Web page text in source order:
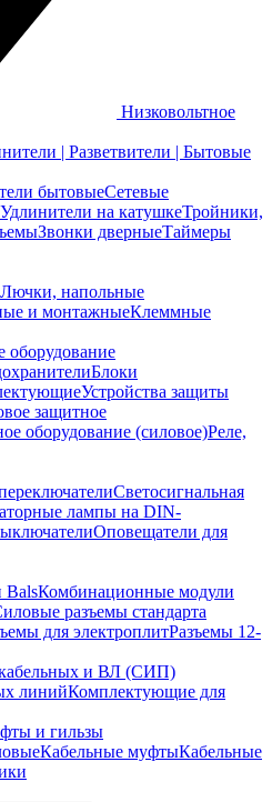
Низковольтное
| Разветвители | Бытовые
бытовыеСетевые
Удлинители на катушкеТройники,
Звонки дверныеТаймеры
Лючки, напольные
и монтажныеКлеммные
оборудование
Блоки
Устройства защиты
защитное
оборудование (силовое)Реле,
Светосигнальная
лампы на DIN-
Оповещатели для
BalsКомбинационные модули
разъемы стандарта
для электроплитРазъемы 12-
кабельных и ВЛ (СИП)
линийКомплектующие для
и гильзы
Кабельные муфтыКабельные